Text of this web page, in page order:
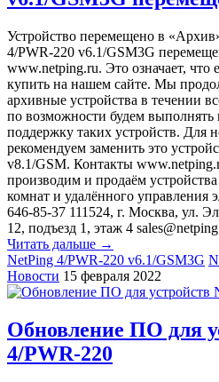
Устройство перемещено в
4/PWR-220 v6.1/GSM3G
www.netping.ru. Это означает, что
купить на нашем сайте. Мы
архивные устройства в течении
по возможности будем выполнять
поддержку таких устройств. Для
рекомендуем заменить это
v8.1/GSM. Контакты
производим и продаём
комнат и удалённого управления
646-85-37 111524, г. Москва, ул.
12, подъезд 1, этаж 4
Читать дальше →
NetPing 4/PWR-220 v6.1/GSM3G
Новости 15 февраля 2022
Обновление ПО для
4/PWR-220